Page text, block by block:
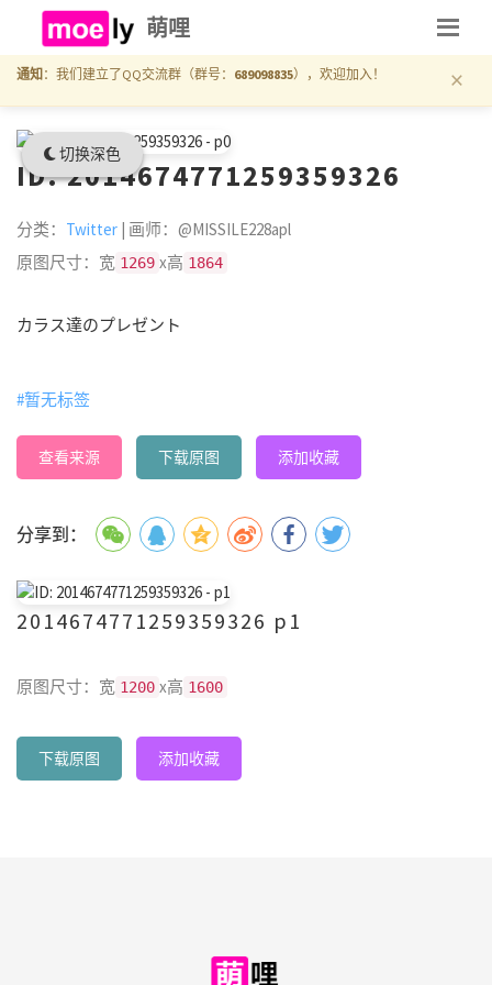
切换深色
萌哩
通知 ：我们建立了QQ交流群（群号： 689098835），欢迎加入！ ×
ID: 2014674771259359326
分类： Twitter | 画师：@MISSILE228apl
原图尺寸：宽 1269 x高 1864
カラス達のプレゼント
#暂无标签
查看来源 下载原图 添加收藏
分享到：
2014674771259359326 p1
原图尺寸：宽 1200 x高 1600
下载原图 添加收藏